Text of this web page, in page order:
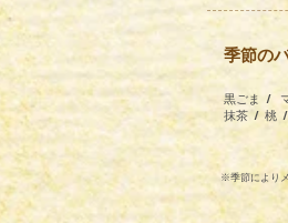
季節の
黒ごま /
抹茶 / 桃 /
​※季節により